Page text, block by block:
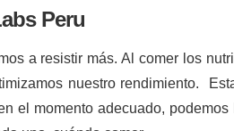
Peru
a resistir más. Al comer los
nuestro rendimiento.
el momento adecuado,